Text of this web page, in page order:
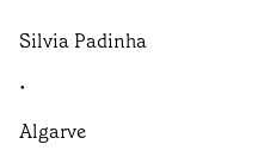
Silvia Padinha
•
Algarve